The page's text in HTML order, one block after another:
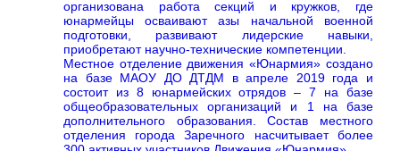
организована работа секций и кружков, где
юнармейцы осваивают азы начальной военной
подготовки, развивают лидерские навыки,
приобретают научно-технические компетенции.
Местное отделение движения «Юнармия» создано
на базе МАОУ ДО ДТДМ в апреле 2019 года и
состоит из 8 юнармейских отрядов – 7 на базе
общеобразовательных организаций и 1 на базе
дополнительного образования. Состав местного
отделения города Заречного насчитывает более